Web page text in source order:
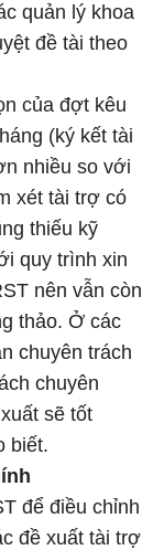
quản lý khoa
đề tài theo
của đợt kêu
(ký kết tài
nhiều so với
xét tài trợ có
thiếu kỹ
quy trình xin
nên vẫn còn
thảo. Ở các
chuyên trách
chuyên
sẽ tốt
biết.
để điều chỉnh
đề xuất tài trợ